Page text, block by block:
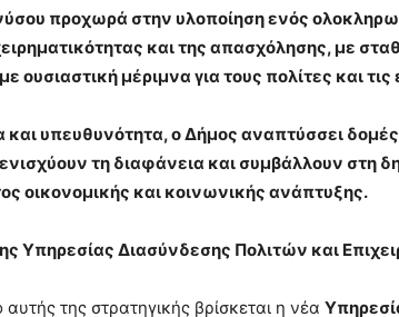
προχωρά στην υλοποίηση ενός
και της απασχόλησης, με
ουσιαστική μέριμνα για τους πολίτες και
και υπευθυνότητα, ο Δήμος αναπτύσσει
τη διαφάνεια και συμβάλλουν στη
οικονομικής και κοινωνικής ανάπτυξης.
Υπηρεσίας Διασύνδεσης Πολιτών και
αυτής της στρατηγικής βρίσκεται η νέα